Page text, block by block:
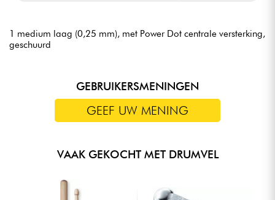
1 medium laag (0,25 mm), met Power Dot centrale versterking,
geschuurd
GEBRUIKERSMENINGEN
GEEF UW MENING
VAAK GEKOCHT MET DRUMVEL